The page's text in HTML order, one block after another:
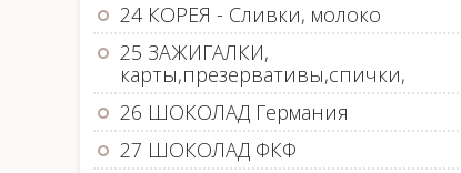
24 КОРЕЯ - Сливки, молоко
25 ЗАЖИГАЛКИ,
карты,презервативы,спички,
26 ШОКОЛАД Германия
27 ШОКОЛАД ФКФ